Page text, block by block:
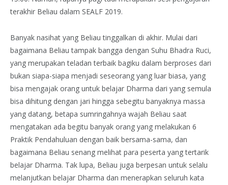
terakhir Beliau dalam SEALF 2019.
Banyak nasihat yang Beliau tinggalkan di akhir. Mulai dari
bagaimana Beliau tampak bangga dengan Suhu Bhadra Ruci,
yang merupakan teladan terbaik bagiku dalam berproses dari
bukan siapa-siapa menjadi seseorang yang luar biasa, yang
bisa mengajak orang untuk belajar Dharma dari yang semula
bisa dihitung dengan jari hingga sebegitu banyaknya massa
yang datang, betapa sumringahnya wajah Beliau saat
mengatakan ada begitu banyak orang yang melakukan 6
Praktik Pendahuluan dengan baik bersama-sama, dan
bagaimana Beliau senang melihat para peserta yang tertarik
belajar Dharma. Tak lupa, Beliau juga berpesan untuk selalu
melanjutkan belajar Dharma dan menerapkan seluruh kata